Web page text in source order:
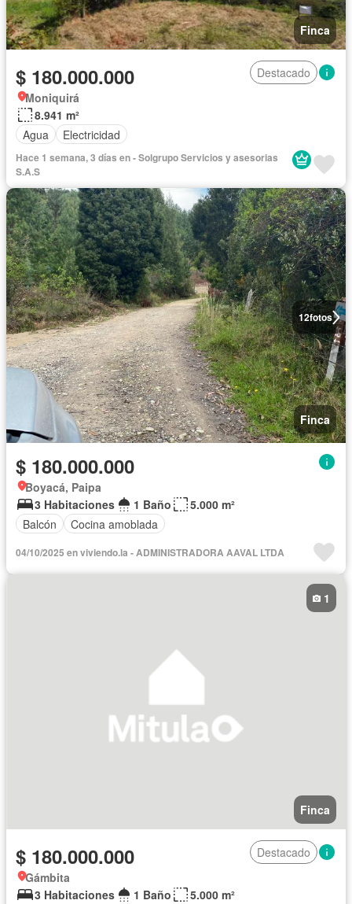
Finca
$ 180.000.000
Destacado
Moniquirá
8.941 m²
Agua
Electricidad
Hace 1 semana, 3 días en - Solgrupo Servicios y asesorias
S.A.S
12fotos
Finca
$ 180.000.000
Boyacá, Paipa
3 Habitaciones
1 Baño
5.000 m²
Balcón
Cocina amoblada
04/10/2025 en viviendo.la - ADMINISTRADORA AAVAL LTDA
Finca
1
$ 180.000.000
Destacado
Gámbita
3 Habitaciones
1 Baño 5.000 m²